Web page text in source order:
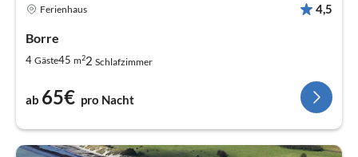
Ferienhaus 4,5
Borre
4 Gäste45 m22 Schlafzimmer
ab 65€ pro Nacht